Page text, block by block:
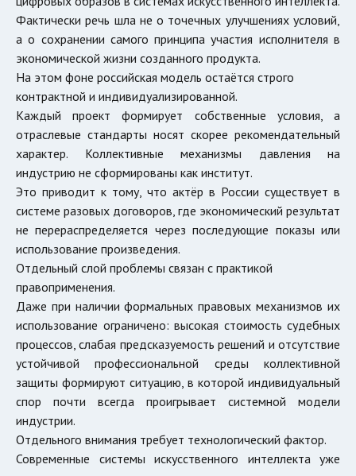
Фактически речь шла не о точечных улучшениях условий,
а о сохранении самого принципа участия исполнителя в
экономической жизни созданного продукта.
На этом фоне российская модель остаётся строго
контрактной и индивидуализированной.
Каждый проект формирует собственные условия, а
отраслевые стандарты носят скорее рекомендательный
характер. Коллективные механизмы давления на
индустрию не сформированы как институт.
Это приводит к тому, что актёр в России существует в
системе разовых договоров, где экономический результат
не перераспределяется через последующие показы или
использование произведения.
Отдельный слой проблемы связан с практикой
правоприменения.
Даже при наличии формальных правовых механизмов их
использование ограничено: высокая стоимость судебных
процессов, слабая предсказуемость решений и отсутствие
устойчивой профессиональной среды коллективной
защиты формируют ситуацию, в которой индивидуальный
спор почти всегда проигрывает системной модели
индустрии.
Отдельного внимания требует технологический фактор.
Современные системы искусственного интеллекта уже